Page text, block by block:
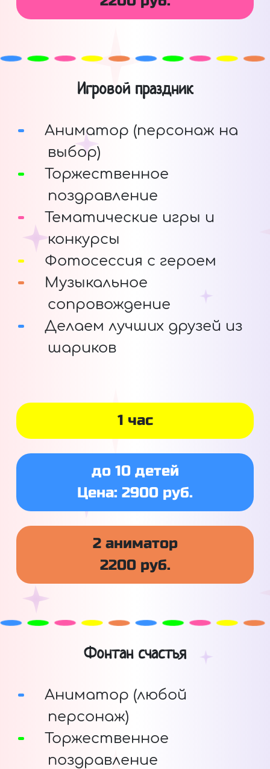
Игровой праздник
Аниматор (персонаж на
выбор)
Торжественное
поздравление
Тематические игры и
конкурсы
Фотосессия с героем
Музыкальное
сопровождение
Делаем лучших друзей из
шариков
1 час
до 10 детей
Цена: 2900 руб.
2 аниматор
2200 руб.
Фонтан счастья
Аниматор (любой
персонаж)
Торжественное
поздравление